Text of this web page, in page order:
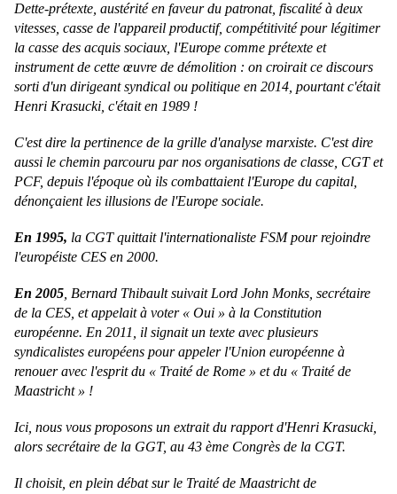
Dette-prétexte, austérité en faveur du patronat, fiscalité à deux
vitesses, casse de l'appareil productif, compétitivité pour légitimer
la casse des acquis sociaux, l'Europe comme prétexte et
instrument de cette œuvre de démolition : on croirait ce discours
sorti d'un dirigeant syndical ou politique en 2014, pourtant c'était
Henri Krasucki, c'était en 1989 !
C'est dire la pertinence de la grille d'analyse marxiste. C'est dire
aussi le chemin parcouru par nos organisations de classe, CGT et
PCF, depuis l'époque où ils combattaient l'Europe du capital,
dénonçaient les illusions de l'Europe sociale.
En 1995, la CGT quittait l'internationaliste FSM pour rejoindre
l'européiste CES en 2000.
En 2005 , Bernard Thibault suivait Lord John Monks, secrétaire
de la CES, et appelait à voter « Oui » à la Constitution
européenne. En 2011, il signait un texte avec plusieurs
syndicalistes européens pour appeler l'Union européenne à
renouer avec l'esprit du « Traité de Rome » et du « Traité de
Maastricht » !
Ici, nous vous proposons un extrait du rapport d'Henri Krasucki,
alors secrétaire de la GGT, au 43 ème Congrès de la CGT.
Il choisit, en plein débat sur le Traité de Maastricht de